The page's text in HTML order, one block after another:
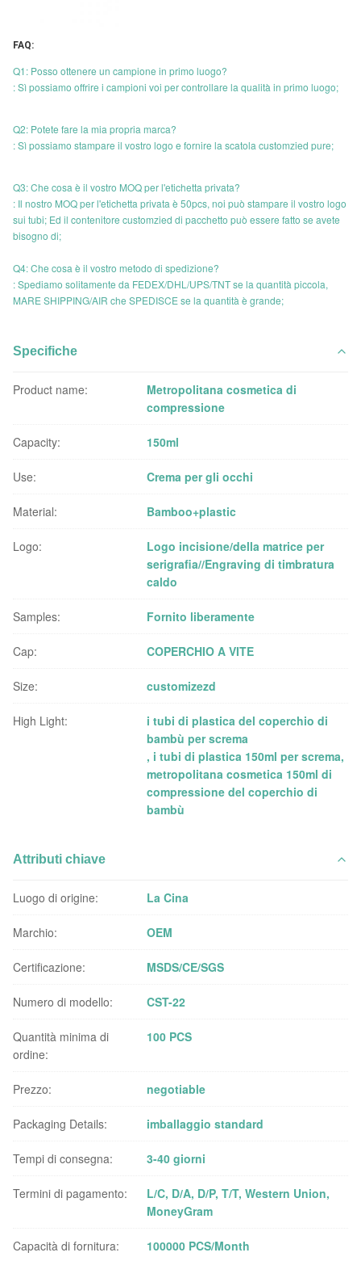
FAQ:
Q1: Posso ottenere un campione in primo luogo?
: Sì possiamo offrire i campioni voi per controllare la qualità in primo luogo;
Q2: Potete fare la mia propria marca?
: Sì possiamo stampare il vostro logo e fornire la scatola customzied pure;
Q3: Che cosa è il vostro MOQ per l'etichetta privata?
: Il nostro MOQ per l'etichetta privata è 50pcs, noi può stampare il vostro logo
sui tubi; Ed il contenitore customzied di pacchetto può essere fatto se avete
bisogno di;
Q4: Che cosa è il vostro metodo di spedizione?
: Spediamo solitamente da FEDEX/DHL/UPS/TNT se la quantità piccola,
MARE SHIPPING/AIR che SPEDISCE se la quantità è grande;
Specifiche
Product name:
Metropolitana cosmetica di
compressione
Capacity: 150ml
Use: Crema per gli occhi
Material: Bamboo+plastic
Logo:
Logo incisione/della matrice per
serigrafia//Engraving di timbratura
caldo
Samples: Fornito liberamente
Cap: COPERCHIO A VITE
Size: customizezd
High Light:
i tubi di plastica del coperchio di
bambù per screma
, i tubi di plastica 150ml per screma,
metropolitana cosmetica 150ml di
compressione del coperchio di
bambù
Attributi chiave
Luogo di origine: La Cina
Marchio: OEM
Certificazione: MSDS/CE/SGS
Numero di modello: CST-22
Quantità minima di
ordine:
100 PCS
Prezzo: negotiable
Packaging Details: imballaggio standard
Tempi di consegna: 3-40 giorni
Termini di pagamento:
L/C, D/A, D/P, T/T, Western Union,
MoneyGram
Capacità di fornitura: 100000 PCS/Month